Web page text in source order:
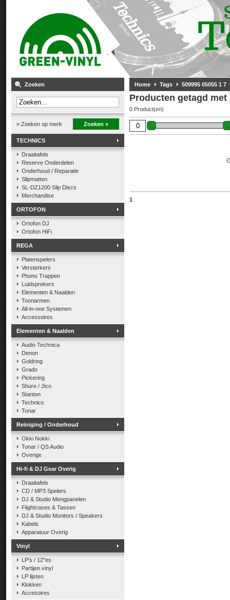
Zoeken
» Zoeken op merk Zoeken »
TECHNICS
Draaitafels
Reserve Onderdelen
Onderhoud / Reparatie
Slipmatten
SL-DZ1200 Slip Discs
Merchandise
ORTOFON
Ortofon DJ
Ortofon HiFi
REGA
Platenspelers
Versterkers
Phono Trappen
Luidsprekers
Elementen & Naalden
Toonarmen
All-in-one Systemen
Accessoires
Elementen & Naalden
Audio Technica
Denon
Goldring
Grado
Pickering
Shure / Jico
Stanton
Technics
Tonar
Reiniging / Onderhoud
Okki Nokki
Tonar / QS Audio
Overige
Hi-fi & DJ Gear Overig
Draaitafels
CD / MP3 Spelers
DJ & Studio Mengpanelen
Flightcases & Tassen
DJ & Studio Monitors / Speakers
Kabels
Apparatuur Overig
Vinyl
LP's / 12"es
Partijen vinyl
LP lijsten
Klokken
Accesoires
Home Tags 509995 05055 1 7
Producten getagd met
0 Product(en)
1